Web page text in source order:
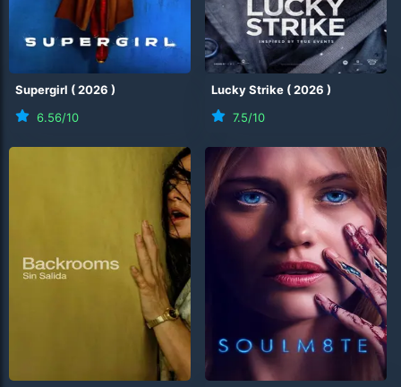
Supergirl (2026 )
6.56/10
Lucky Strike (2026 )
7.5/10